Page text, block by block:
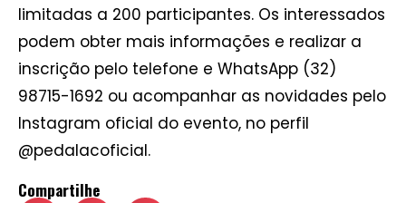
limitadas a 200 participantes. Os interessados
podem obter mais informações e realizar a
inscrição pelo telefone e WhatsApp (32)
98715-1692 ou acompanhar as novidades pelo
Instagram oficial do evento, no perfil
@pedalacoficial.
Compartilhe